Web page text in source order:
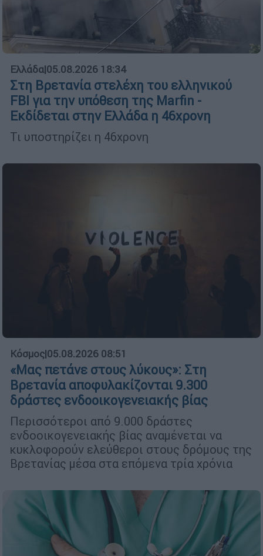
Ελλάδα|05.08.2026 18:34
Στη Βρετανία στελέχη του ελληνικού
FBI για την υπόθεση της Marfin -
Εκδίδεται στην Ελλάδα η 46χρονη
Τι υποστηρίζει η 46χρονη
Κόσμος|05.08.2026 08:51
«Μας πετάνε στους λύκους»: Στη
Βρετανία αποφυλακίζονται 9.300
δράστες ενδοοικογενειακής βίας
Περισσότεροι από 9.000 δράστες
ενδοοικογενειακής βίας αναμένεται να
κυκλοφορούν ελεύθεροι στους δρόμους της
Βρετανίας μέσα στα επόμενα τρία χρόνια